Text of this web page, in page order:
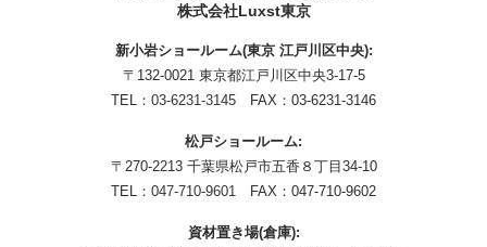
株式会社Luxst東京
新小岩ショールーム(東京 江戸川区中央):
〒132-0021 東京都江戸川区中央3-17-5
TEL： 03-6231-3145 FAX：03-6231-3146
松戸ショールーム:
〒270-2213 千葉県松戸市五香８丁目34-10
TEL： 047-710-9601 FAX：047-710-9602
資材置き場(倉庫):